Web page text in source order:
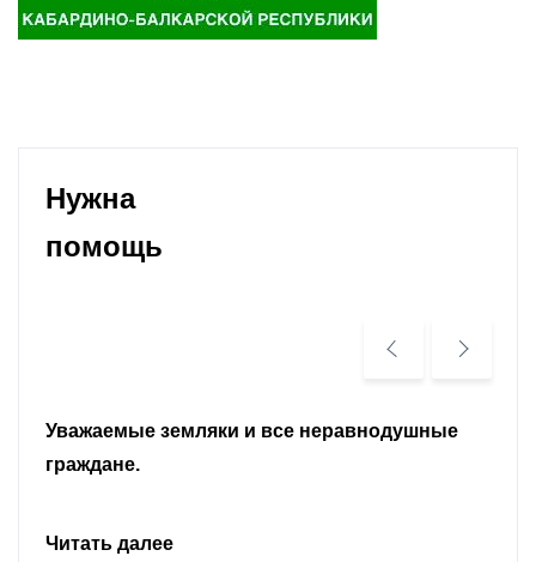
Нужна
помощь
Уважаемые земляки и все неравнодушные
граждане.
Читать далее